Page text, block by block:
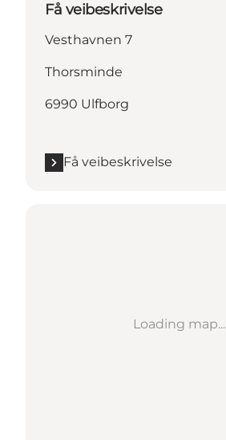
Få veibeskrivelse
Vesthavnen 7
Thorsminde
6990 Ulfborg
Få veibeskrivelse
Loading map...